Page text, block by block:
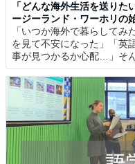
「どんな海外生活を送り
ージーランド・ワーホリの
「いつか海外で暮らして
を見て不安になった」「英
事が見つかるか心配…」そ